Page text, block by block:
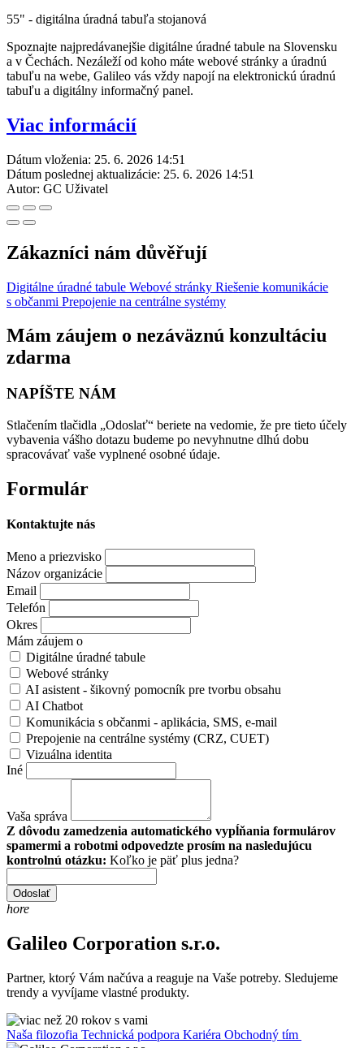
55" - digitálna úradná tabuľa stojanová
Spoznajte najpredávanejšie digitálne úradné tabule na Slovensku
a v Čechách. Nezáleží od koho máte webové stránky a úradnú
tabuľu na webe, Galileo vás vždy napojí na elektronickú úradnú
tabuľu a digitálny informačný panel.
Viac informácií
Dátum vloženia: 25. 6. 2026 14:51
Dátum poslednej aktualizácie: 25. 6. 2026 14:51
Autor: GC Uživatel
Zákazníci nám důvěřují
Digitálne úradné tabule Webové stránky Riešenie komunikácie
s občanmi Prepojenie na centrálne systémy
Mám záujem o nezáväznú konzultáciu
zdarma
NAPÍŠTE NÁM
Stlačením tlačidla „Odoslať“ beriete na vedomie, že pre tieto účely
vybavenia vášho dotazu budeme po nevyhnutne dlhú dobu
spracovávať vaše vyplnené osobné údaje.
Formulár
Kontaktujte nás
Meno a priezvisko
Názov organizácie
Email
Telefón
Okres
Mám záujem o
Digitálne úradné tabule
Webové stránky
AI asistent - šikovný pomocník pre tvorbu obsahu
AI Chatbot
Komunikácia s občanmi - aplikácia, SMS, e-mail
Prepojenie na centrálne systémy (CRZ, CUET)
Vizuálna identita
Iné
Vaša správa
Z dôvodu zamedzenia automatického vypĺňania formulárov
spamermi a robotmi odpovedzte prosím na nasledujúcu
kontrolnú otázku: Koľko je päť plus jedna?
Odoslať
hore
Galileo Corporation s.r.o.
Partner, ktorý Vám načúva a reaguje na Vaše potreby. Sledujeme
trendy a vyvíjame vlastné produkty.
Naša filozofia Technická podpora Kariéra Obchodný tím